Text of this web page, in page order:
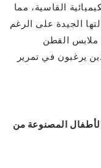
القاسية، مما
الجيدة على الرغم
ملابس القطن
يرغبون في تمرير
المصنوعة من